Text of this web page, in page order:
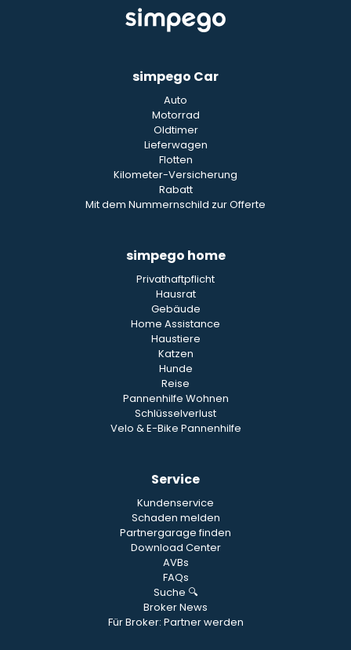
simpego Car
Auto
Motorrad
Oldtimer
Lieferwagen
Flotten
Kilometer-Versicherung
Rabatt
Mit dem Nummernschild zur Offerte
simpego home
Privathaftpflicht
Hausrat
Gebäude
Home Assistance
Haustiere
Katzen
Hunde
Reise
Pannenhilfe Wohnen
Schlüsselverlust
Velo & E-Bike Pannenhilfe
Service
Kundenservice
Schaden melden
Partnergarage finden
Download Center
AVBs
FAQs
Suche 🔍
Broker News
Für Broker: Partner werden